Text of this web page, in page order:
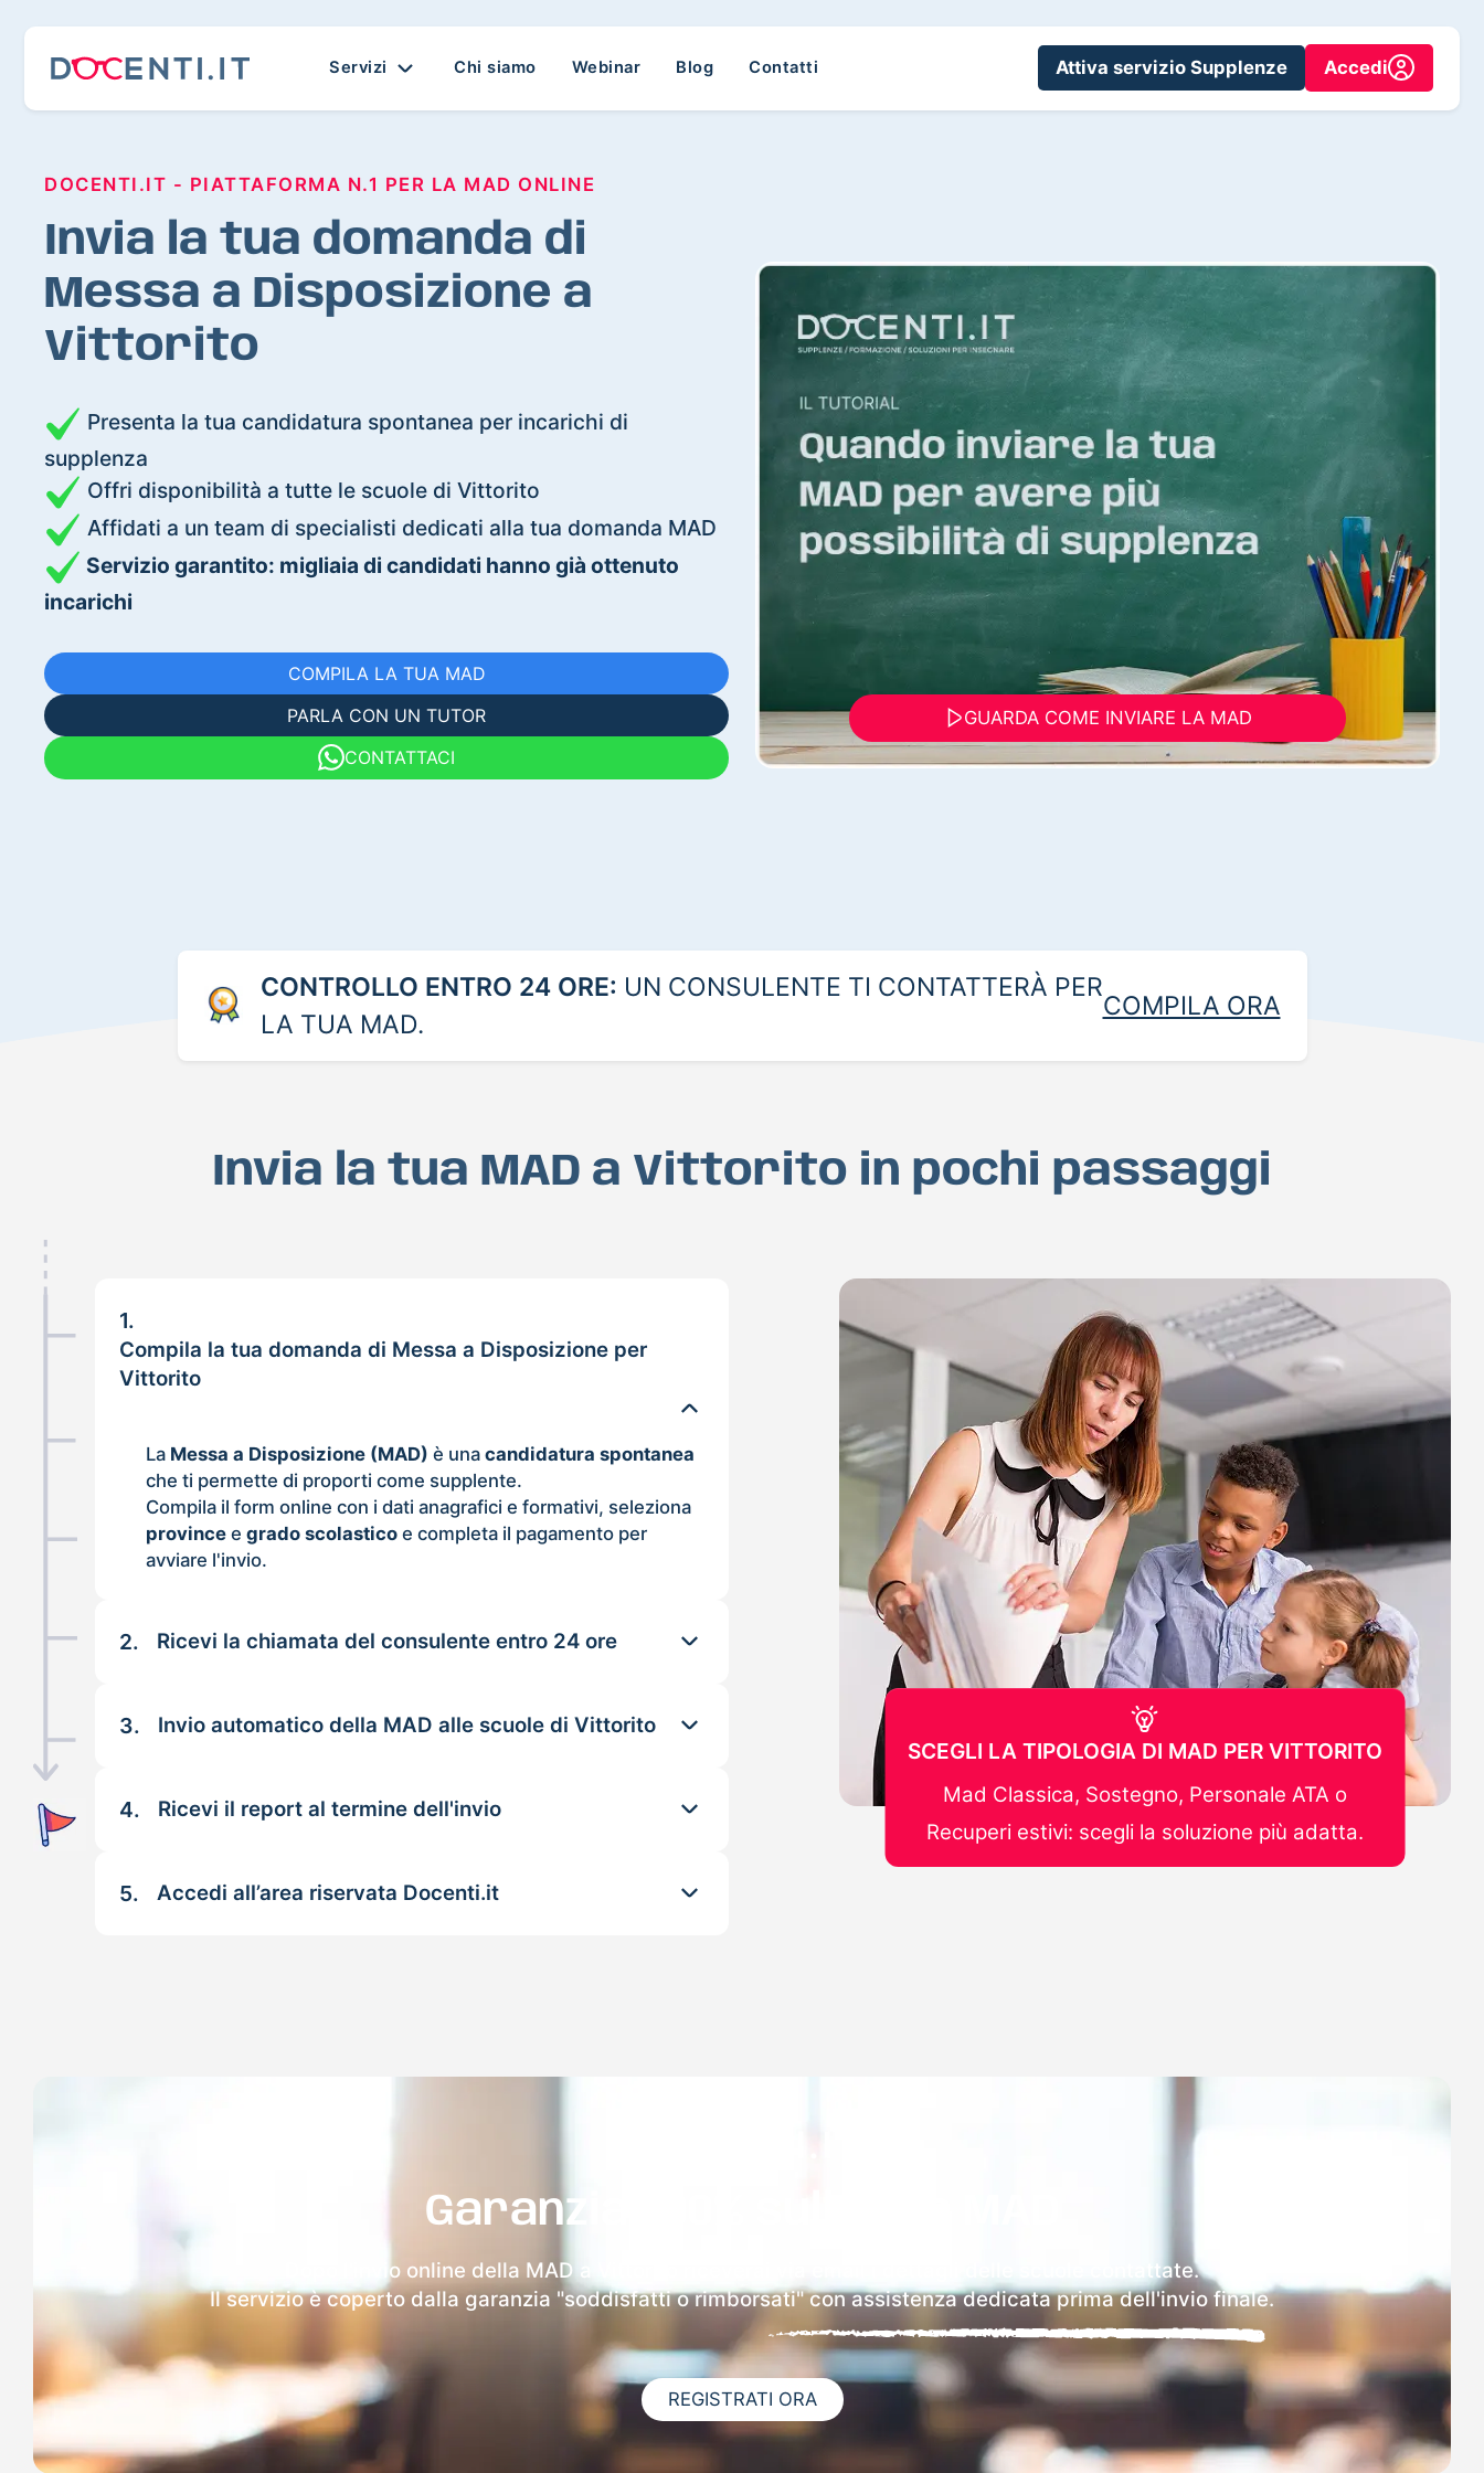
Servizi Chi siamo Webinar Blog Contatti Attiva servizio Supplenze Accedi
DOCENTI.IT - PIATTAFORMA N.1 PER LA MAD ONLINE
Invia la tua domanda di
Messa a Disposizione a
Vittorito
Presenta la tua candidatura spontanea per incarichi di
supplenza
Offri disponibilità a tutte le scuole di Vittorito
Affidati a un team di specialisti dedicati alla tua domanda MAD
Servizio garantito: migliaia di candidati hanno già ottenuto
incarichi
COMPILA LA TUA MAD
PARLA CON UN TUTOR
CONTATTACI
GUARDA COME INVIARE LA MAD
CONTROLLO ENTRO 24 ORE: UN CONSULENTE TI CONTATTERÀ PER
LA TUA MAD.
COMPILA ORA
Invia la tua MAD a Vittorito in pochi passaggi
1.
Compila la tua domanda di Messa a Disposizione per
Vittorito
La Messa a Disposizione (MAD) è unacandidatura spontanea
che ti permette di proporti come supplente.
Compila il form online con i dati anagrafici e formativi, seleziona
province egrado scolastico e completa il pagamento per
avviare l'invio.
2. Ricevi la chiamata del consulente entro 24 ore
3. Invio automatico della MAD alle scuole di Vittorito
4. Ricevi il report al termine dell'invio
5. Accedi all’area riservata Docenti.it
SCEGLI LA TIPOLOGIA DI MAD PER VITTORITO
Mad Classica, Sostegno, Personale ATA o
Recuperi estivi: scegli la soluzione più adatta.
Garanzia 100% sulla tua MAD
Dopo l'invio online della MAD a Vittorito riceverai via email i dettagli delle scuole contattate.
Il servizio è coperto dalla garanzia "soddisfatti o rimborsati" con assistenza dedicata prima dell'invio finale.
REGISTRATI ORA